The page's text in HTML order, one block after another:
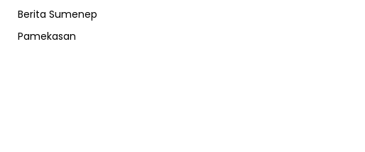
Berita Sumenep
Pamekasan